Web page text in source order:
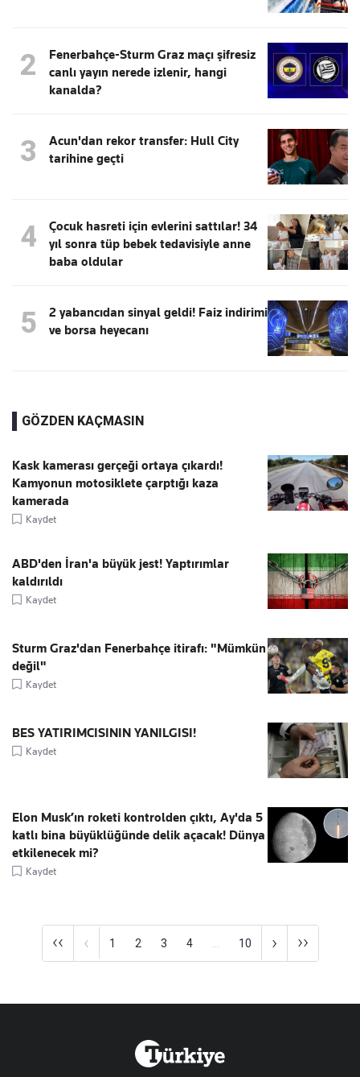
2
Fenerbahçe-Sturm Graz maçı şifresiz
canlı yayın nerede izlenir, hangi
kanalda?
3
Acun'dan rekor transfer: Hull City
tarihine geçti
4
Çocuk hasreti için evlerini sattılar! 34
yıl sonra tüp bebek tedavisiyle anne
baba oldular
5
2 yabancıdan sinyal geldi! Faiz indirimi
ve borsa heyecanı
GÖZDEN KAÇMASIN
Kask kamerası gerçeği ortaya çıkardı!
Kamyonun motosiklete çarptığı kaza
kamerada
Kaydet
ABD'den İran'a büyük jest! Yaptırımlar
kaldırıldı
Kaydet
Sturm Graz'dan Fenerbahçe itirafı: "Mümkün
değil"
Kaydet
BES YATIRIMCISININ YANILGISI!
Kaydet
Elon Musk’ın roketi kontrolden çıktı, Ay'da 5
katlı bina büyüklüğünde delik açacak! Dünya
etkilenecek mi?
Kaydet
‹‹ ‹ 1 2 3 4 10 › ››